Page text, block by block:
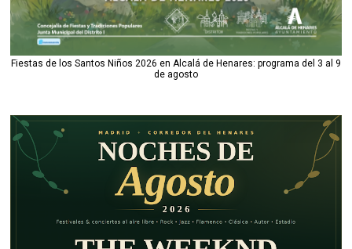
Fiestas de los Santos Niños 2026 en Alcalá de Henares: programa del 3 al 9
de agosto